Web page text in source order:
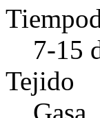
7-15
Tejido
Gasa